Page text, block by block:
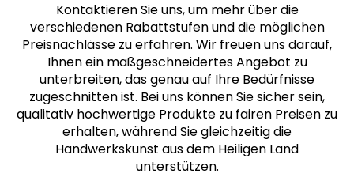
Kontaktieren Sie uns, um mehr über die
verschiedenen Rabattstufen und die möglichen
Preisnachlässe zu erfahren. Wir freuen uns darauf,
Ihnen ein maßgeschneidertes Angebot zu
unterbreiten, das genau auf Ihre Bedürfnisse
zugeschnitten ist. Bei uns können Sie sicher sein,
qualitativ hochwertige Produkte zu fairen Preisen zu
erhalten, während Sie gleichzeitig die
Handwerkskunst aus dem Heiligen Land
unterstützen.